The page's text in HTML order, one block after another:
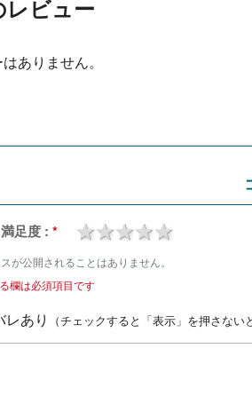
ビュー
ありません。
満足度 : * 4 stars
3 stars
2 stars
1 star
が公開されることはありません。
欄は必須項目です
レあり （チェックすると「表示」を押さな